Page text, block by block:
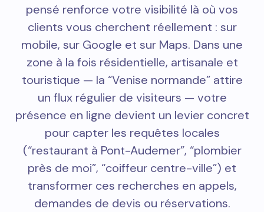
pensé renforce votre visibilité là où vos
clients vous cherchent réellement : sur
mobile, sur Google et sur Maps. Dans une
zone à la fois résidentielle, artisanale et
touristique — la “Venise normande” attire
un flux régulier de visiteurs — votre
présence en ligne devient un levier concret
pour capter les requêtes locales
(“restaurant à Pont-Audemer”, “plombier
près de moi”, “coiffeur centre-ville”) et
transformer ces recherches en appels,
demandes de devis ou réservations.